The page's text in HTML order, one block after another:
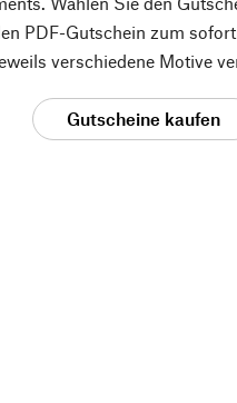
PDF-Gutschein zum
verschiedene Motive
Gutscheine kaufen